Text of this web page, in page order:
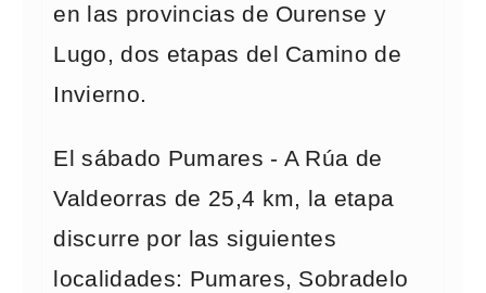
en las provincias de Ourense y
Lugo, dos etapas del Camino de
Invierno.
El sábado Pumares - A Rúa de
Valdeorras de 25,4 km, la etapa
discurre por las siguientes
localidades: Pumares, Sobradelo